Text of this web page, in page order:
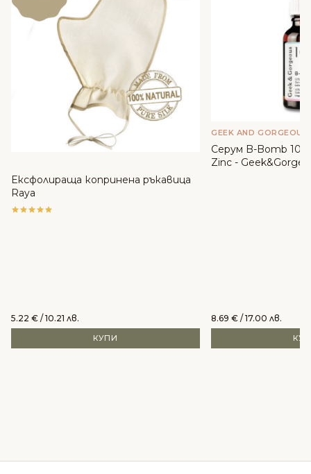
Ексфолираща копринена ръкавица
Raya
5.22 € / 10.21 лв.
КУПИ
GEEK AND GORGEOUS
Серум B-Bomb
Zinc -
8.69 € / 17.00 лв.